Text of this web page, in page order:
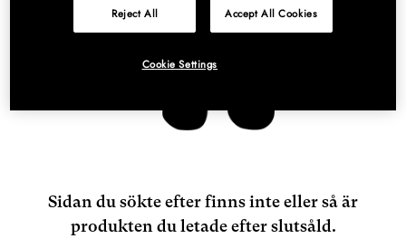
Sidan du sökte efter finns inte eller så är
produkten du letade efter slutsåld.
Reject All Accept All Cookies
Cookie Settings